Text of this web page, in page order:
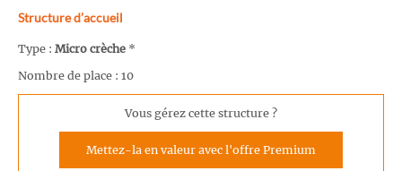
Structure d’accueil
Type : Micro crèche *
Nombre de place : 10
Vous gérez cette structure ?
Mettez-la en valeur avec l'offre Premium